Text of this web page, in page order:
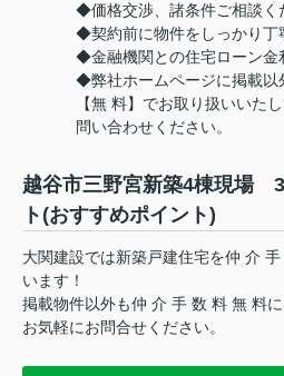
◆価格交渉、諸条件ご相談く
◆契約前に物件をしっかり丁
◆金融機関との住宅ローン金
◆弊社ホームページに掲載以
【無 料】でお取り扱いいた
問い合わせください。
越谷市三野宮新築4棟現場
ト(おすすめポイント)
大関建設では新築戸建住宅を仲 介
います！
掲載物件以外も仲 介 手 数 料 無 料に
お気軽にお問合せください。